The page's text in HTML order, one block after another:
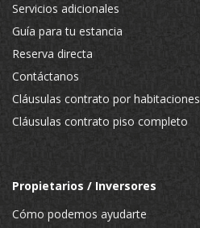
Servicios adicionales
Guía para tu estancia
Reserva directa
Contáctanos
Cláusulas contrato por habitaciones
Cláusulas contrato piso completo
Propietarios / Inversores
Cómo podemos ayudarte